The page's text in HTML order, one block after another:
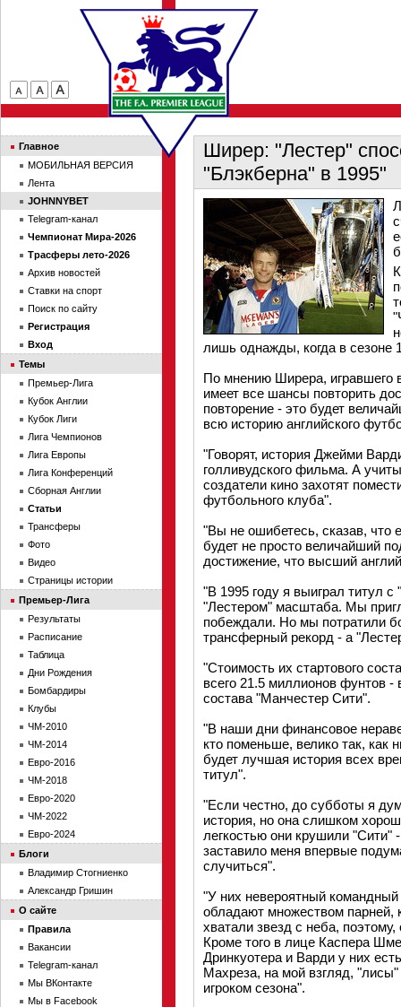
Ширер: "Лестер"
"Блэкберна" в 1995"
лишь однажды, когда в сезоне
По мнению Ширера, игравшего
имеет все шансы повторить
повторение - это будет
всю историю английского
"Говорят, история Джейми
голливудского фильма. А
создатели кино захотят
футбольного клуба".
"Вы не ошибетесь, сказав, что
будет не просто величайший
достижение, что высший
"В 1995 году я выиграл титул
"Лестером" масштаба. Мы
побеждали. Но мы потратили
трансферный рекорд - а
"Стоимость их стартового
всего 21.5 миллионов фунтов -
состава "Манчестер Сити".
"В наши дни финансовое
кто поменьше, велико так, как
будет лучшая история всех
титул".
"Если честно, до субботы я
история, но она слишком
легкостью они крушили "Сити"
заставило меня впервые
случиться".
"У них невероятный
обладают множеством парней,
хватали звезд с неба,
Кроме того в лице Каспера
Дринкуотера и Варди у них
Махреза, на мой взгляд,
игроком сезона".
Главное
МОБИЛЬНАЯ ВЕРСИЯ
Лента
JOHNNYBET
Telegram-канал
Чемпионат Мира-2026
Трасферы лето-2026
Архив новостей
Ставки на спорт
Поиск по сайту
Регистрация
Вход
Темы
Премьер-Лига
Кубок Англии
Кубок Лиги
Лига Чемпионов
Лига Европы
Лига Конференций
Сборная Англии
Статьи
Трансферы
Фото
Видео
Страницы истории
Премьер-Лига
Результаты
Расписание
Таблица
Дни Рождения
Бомбардиры
Клубы
ЧМ-2010
ЧМ-2014
Евро-2016
ЧМ-2018
Евро-2020
ЧМ-2022
Евро-2024
Блоги
Владимир Стогниенко
Александр Гришин
О сайте
Правила
Вакансии
Telegram-канал
Мы ВКонтакте
Мы в Facebook